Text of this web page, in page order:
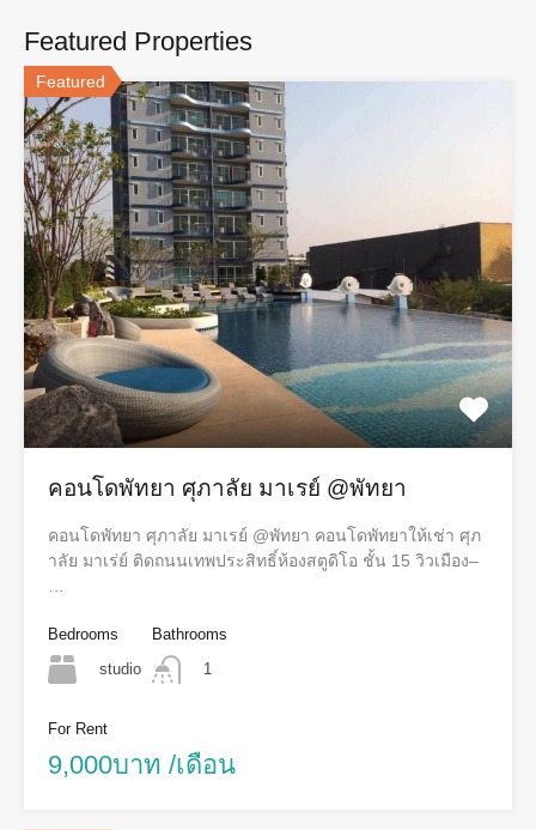
Featured Properties
Featured
คอนโดพัทยา ศุภาลัย มาเรย์ @พัทยา
คอนโดพัทยา ศุภาลัย มาเรย์ @พัทยา คอนโดพัทยาให้เช่า ศุภ
าลัย มาเร่ย์ ติดถนนเทพประสิทธิ์ห้องสตูดิโอ ชั้น 15 วิวเมือง–
Bedrooms
studio
Bathrooms
1
For Rent
9,000บาท /เดือน